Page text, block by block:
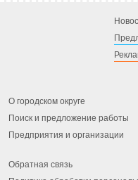
О городском округе
Поиск и предложение работы
Предприятия и организации
Обратная связь